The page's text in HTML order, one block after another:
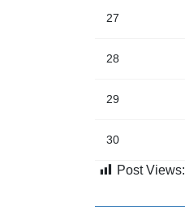
27
28
29
30
Post Views: